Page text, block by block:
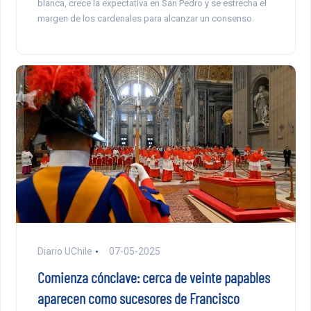
blanca, crece la expectativa en San Pedro y se estrecha el
margen de los cardenales para alcanzar un consenso.
Diario UChile 07-05-2025
Comienza cónclave: cerca de veinte papables
aparecen como sucesores de Francisco